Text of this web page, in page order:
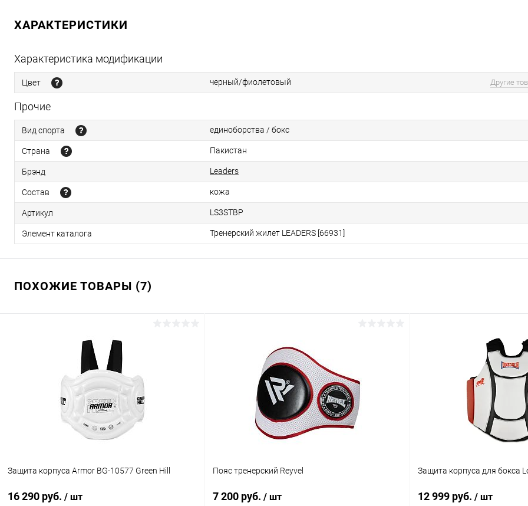
ХАРАКТЕРИСТИКИ
Характеристика модификации
Цвет черный/фиолетовый Другие
Прочие
Вид спорта единоборства / бокс
Страна Пакистан
Брэнд Leaders
Состав кожа
Артикул LS3STBP
Элемент каталога Тренерский жилет LEADERS [66931]
ПОХОЖИЕ ТОВАРЫ (7)
Защита корпуса Armor BG-10577 Green Hill
16 290 руб. / шт
Пояс тренерский Reyvel
7 200 руб. / шт
Защита корпуса для бокса
12 999 руб. / шт